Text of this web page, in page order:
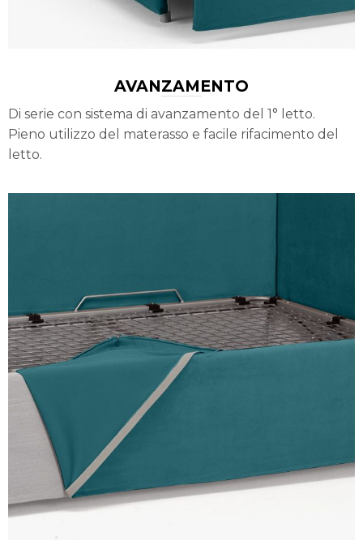
AVANZAMENTO
Di serie con sistema di avanzamento del 1° letto.
Pieno utilizzo del materasso e facile rifacimento del
letto.